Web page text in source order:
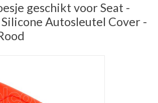
geschikt voor Seat -
Autosleutel Cover -